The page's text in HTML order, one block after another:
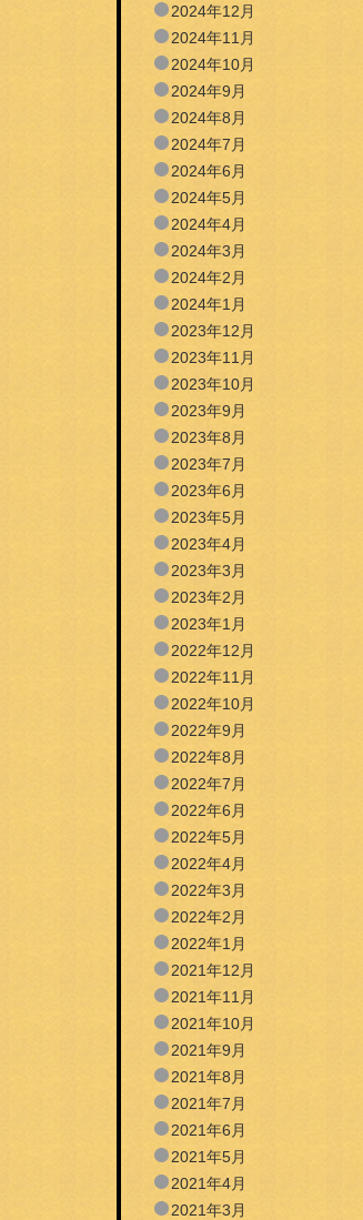
2024年12月
2024年11月
2024年10月
2024年9月
2024年8月
2024年7月
2024年6月
2024年5月
2024年4月
2024年3月
2024年2月
2024年1月
2023年12月
2023年11月
2023年10月
2023年9月
2023年8月
2023年7月
2023年6月
2023年5月
2023年4月
2023年3月
2023年2月
2023年1月
2022年12月
2022年11月
2022年10月
2022年9月
2022年8月
2022年7月
2022年6月
2022年5月
2022年4月
2022年3月
2022年2月
2022年1月
2021年12月
2021年11月
2021年10月
2021年9月
2021年8月
2021年7月
2021年6月
2021年5月
2021年4月
2021年3月